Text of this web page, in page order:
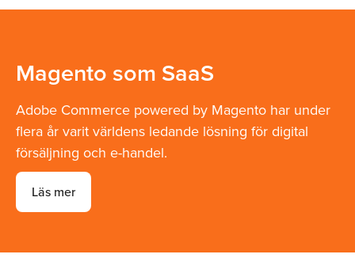
Magento som SaaS
Adobe Commerce powered by Magento har under
flera år varit världens ledande lösning för digital
försäljning och e-handel.
Läs mer